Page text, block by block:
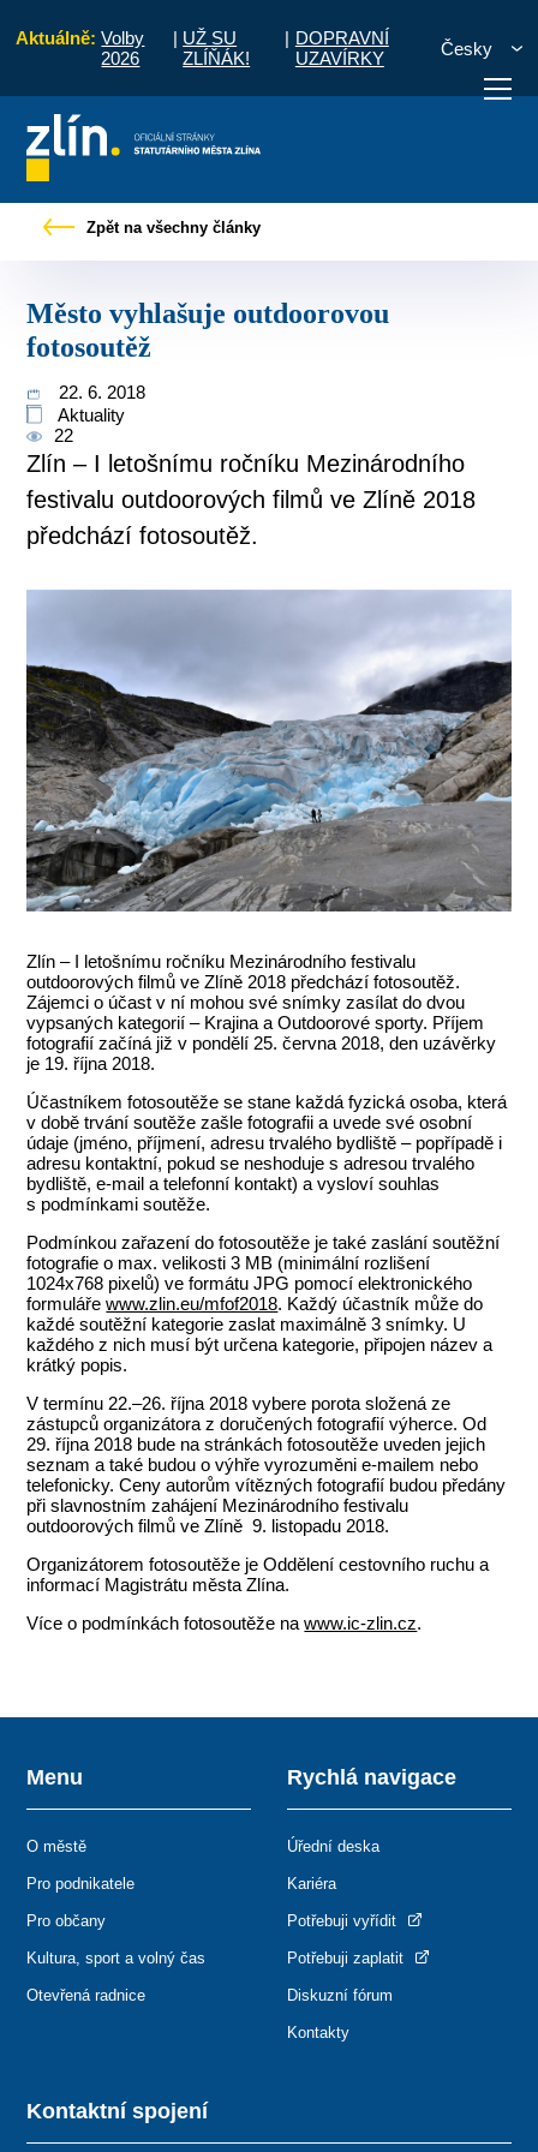
Aktuálně: Volby
2026
| UŽ SU
ZLÍŇÁK!
| DOPRAVNÍ
UZAVÍRKY
Česky
vyřídit Potřebuji zaplatit
Zpět na všechny články
Město vyhlašuje outdoorovou
fotosoutěž
22. 6. 2018
Aktuality
22
Zlín – I letošnímu ročníku Mezinárodního
festivalu outdoorových filmů ve Zlíně 2018
předchází fotosoutěž.
Zlín – I letošnímu ročníku Mezinárodního festivalu
outdoorových filmů ve Zlíně 2018 předchází fotosoutěž.
Zájemci o účast v ní mohou své snímky zasílat do dvou
vypsaných kategorií – Krajina a Outdoorové sporty. Příjem
fotografií začíná již v pondělí 25. června 2018, den uzávěrky
je 19. října 2018.
Účastníkem fotosoutěže se stane každá fyzická osoba, která
v době trvání soutěže zašle fotografii a uvede své osobní
údaje (jméno, příjmení, adresu trvalého bydliště – popřípadě i
adresu kontaktní, pokud se neshoduje s adresou trvalého
bydliště, e-mail a telefonní kontakt) a vysloví souhlas
s podmínkami soutěže.
Podmínkou zařazení do fotosoutěže je také zaslání soutěžní
fotografie o max. velikosti 3 MB (minimální rozlišení
1024x768 pixelů) ve formátu JPG pomocí elektronického
formulářewww.zlin.eu/mfof2018. Každý účastník může do
každé soutěžní kategorie zaslat maximálně 3 snímky. U
každého z nich musí být určena kategorie, připojen název a
krátký popis.
V termínu 22.–26. října 2018 vybere porota složená ze
zástupců organizátora z doručených fotografií výherce. Od
29. října 2018 bude na stránkách fotosoutěže uveden jejich
seznam a také budou o výhře vyrozuměni e-mailem nebo
telefonicky. Ceny autorům vítězných fotografií budou předány
při slavnostním zahájení Mezinárodního festivalu
outdoorových filmů ve Zlíně 9. listopadu 2018.
Organizátorem fotosoutěže je Oddělení cestovního ruchu a
informací Magistrátu města Zlína.
Více o podmínkách fotosoutěže nawww.ic-zlin.cz.
Kontaktní spojení
Menu
O městě
Pro podnikatele
Pro občany
Kultura, sport a volný čas
Otevřená radnice
Rychlá navigace
Úřední deska
Kariéra
Potřebuji vyřídit
Potřebuji zaplatit
Diskuzní fórum
Kontakty